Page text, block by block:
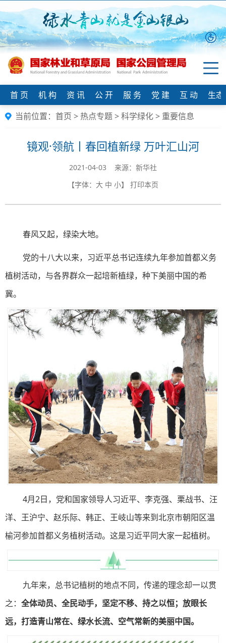
首 页 机 构 资 讯 公 开 服 务 党 建 互 动
生
当前位置： 首页 > 热点专题>科学绿化>重要信息
镜观·领航丨春回植新绿 万叶汇山河
2021-04-03 来源：新华社
【字体： 大 中 小】 打印本页
春风又起，绿染大地。
党的十八大以来，习近平总书记连续九年参加首都义务
植树活动，与各界群众一起培新植绿，种下美丽中国的希
冀。
4月2日，党和国家领导人习近平、李克强、栗战书、汪
洋、王沪宁、赵乐际、韩正、王岐山等来到北京市朝阳区温
榆河参加首都义务植树活动。这是习近平同大家一起植树。
九年来，总书记植树的地点不同，传递的理念却一以贯
之： 全体动员、全民动手，坚定不移、持之以恒；放眼长
远，打造青山常在、绿水长流、空气常新的美丽中国。